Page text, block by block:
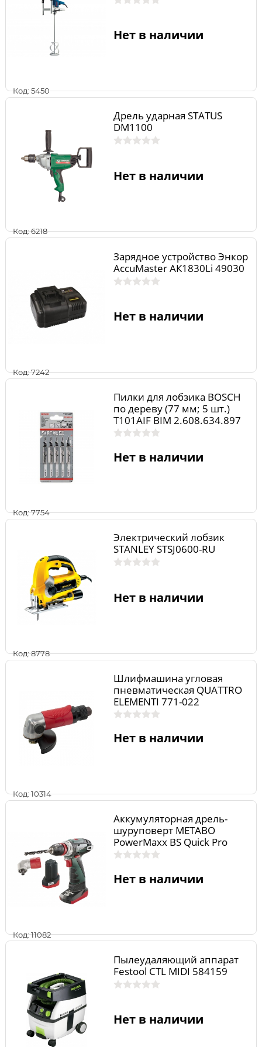
Код: 5450
Нет в наличии
Код: 6218
Дрель ударная STATUS
DM1100
Нет в наличии
Код: 7242
Зарядное устройство Энкор
AccuMaster АК1830Li 49030
Нет в наличии
Код: 7754
Пилки для лобзика BOSCH
по дереву (77 мм; 5 шт.)
T101AIF BIM 2.608.634.897
Нет в наличии
Код: 8778
Электрический лобзик
STANLEY STSJ0600-RU
Нет в наличии
Код: 10314
Шлифмашина угловая
пневматическая QUATTRO
ELEMENTI 771-022
Нет в наличии
Код: 11082
Аккумуляторная дрель-
шуруповерт METABO
PowerMaxx BS Quick Pro
600157500
Нет в наличии
Пылеудаляющий аппарат
Festool CTL MIDI 584159
Нет в наличии